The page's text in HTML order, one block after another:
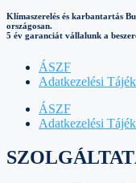
Klímaszerelés és karbantartás
országosan.
5 év garanciát vállalunk a
ÁSZF
Adatkezelési
ÁSZF
Adatkezelési